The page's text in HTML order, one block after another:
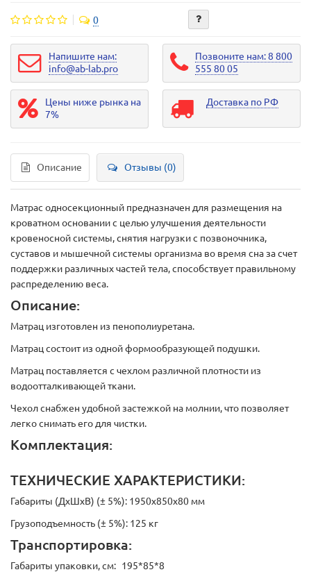
0
Напишите нам:
info@ab-lab.pro
Позвоните нам: 8 800
555 80 05
Цены ниже рынка на
7%
Доставка по РФ
Описание Отзывы (0)
Матрас односекционный предназначен для размещения на
кроватном основании с целью улучшения деятельности
кровеносной системы, снятия нагрузки с позвоночника,
суставов и мышечной системы организма во время сна за счет
поддержки различных частей тела, способствует правильному
распределению веса.
Описание:
Матрац изготовлен из пенополиуретана.
Матрац состоит из одной формообразующей подушки.
Матрац поставляется с чехлом различной плотности из
водоотталкивающей ткани.
Чехол снабжен удобной застежкой на молнии, что позволяет
легко снимать его для чистки.
Комплектация:
ТЕХНИЧЕСКИЕ ХАРАКТЕРИСТИКИ:
Габариты (ДхШхВ) (± 5%): 1950х850х80 мм
Грузоподъемность (± 5%): 125 кг
Транспортировка:
Габариты упаковки, см: 195*85*8